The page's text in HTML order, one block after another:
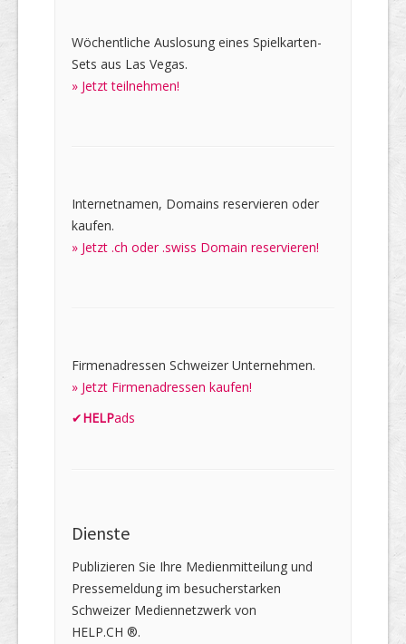
Wöchentliche Auslosung eines Spielkarten-
Sets aus Las Vegas.
» Jetzt teilnehmen!
Internetnamen, Domains reservieren oder
kaufen.
» Jetzt .ch oder .swiss Domain reservieren!
Firmenadressen Schweizer Unternehmen.
» Jetzt Firmenadressen kaufen!
✔HELPads
Dienste
Publizieren Sie Ihre Medienmitteilung und
Pressemeldung im besucherstarken
Schweizer Mediennetzwerk von
HELP.CH ®.